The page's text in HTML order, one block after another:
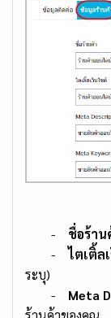
- ชื่อร้าน
-ไตเติ้ล
ระบุ)
- Meta